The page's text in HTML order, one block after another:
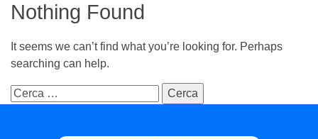
Nothing Found
It seems we can’t find what you’re looking for. Perhaps
searching can help.